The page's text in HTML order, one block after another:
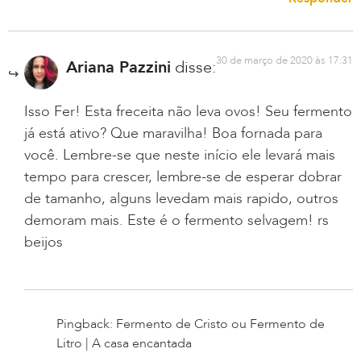
Ariana Pazzini disse:30 de março de 2020 às 17:31
Isso Fer! Esta freceita não leva ovos! Seu fermento
já está ativo? Que maravilha! Boa fornada para
você. Lembre-se que neste início ele levará mais
tempo para crescer, lembre-se de esperar dobrar
de tamanho, alguns levedam mais rapido, outros
demoram mais. Este é o fermento selvagem! rs
beijos
Pingback: Fermento de Cristo ou Fermento de
Litro | A casa encantada